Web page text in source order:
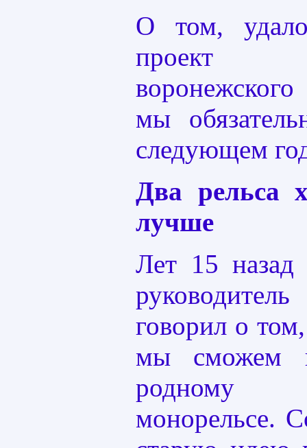
О том,
проект
мы
следующем
Два рельса
лучше
Лет 15 назад
говорил о
мы сможем
родному
монорельсе.